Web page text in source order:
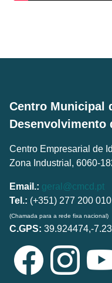
Centro Municipal
Desenvolvimento
Centro Empresarial de
Zona Industrial, 6060-
Email.: geral@cmcd.pt
Tel.: (+351) 277 200 010
(Chamada para a rede fixa nacional)
C.GPS: 39.924474,-